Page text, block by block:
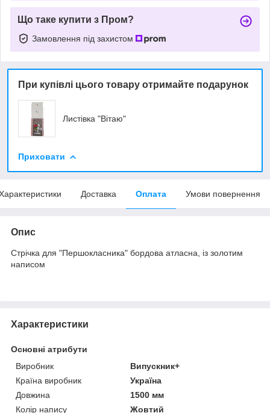
Що таке купити з Пром?
Замовлення під захистом
При купівлі цього товару отримайте подарунок
Листівка "Вітаю"
Приховати
Доставка Оплата Умови повернення
Опис
Стрічка для "Першокласника" бордова атласна, із золотим
написом
Характеристики
Основні атрибути
Виробник
Випускник+
Країна виробник
Україна
Довжина
1500 мм
Колір напису
Жовтий